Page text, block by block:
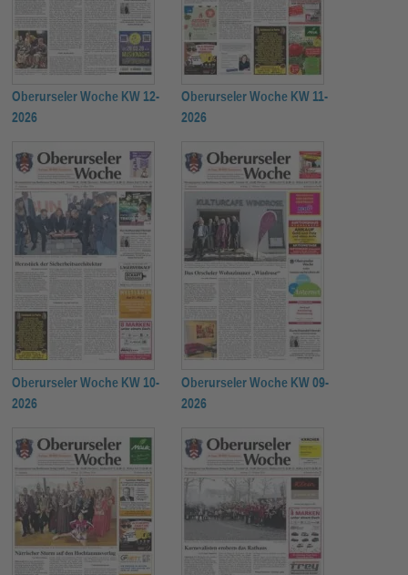
Oberurseler Woche KW 12-
2026
Oberurseler Woche KW 11-
2026
Oberurseler Woche KW 10-
2026
Oberurseler Woche KW 09-
2026